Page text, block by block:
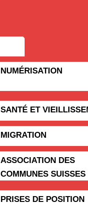
NUMÉRISATION
SANTÉ ET
MIGRATION
ASSOCIATION DES
COMMUNES SUISSES
PRISES DE POSITION